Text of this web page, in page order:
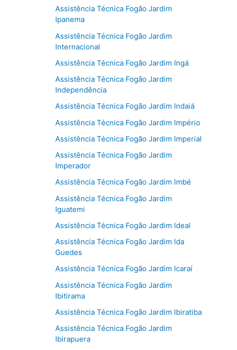
Assistência Técnica Fogão Jardim
Ipanema
Assistência Técnica Fogão Jardim
Internacional
Assistência Técnica Fogão Jardim Ingá
Assistência Técnica Fogão Jardim
Independência
Assistência Técnica Fogão Jardim Indaiá
Assistência Técnica Fogão Jardim Império
Assistência Técnica Fogão Jardim Imperial
Assistência Técnica Fogão Jardim
Imperador
Assistência Técnica Fogão Jardim Imbé
Assistência Técnica Fogão Jardim
Iguatemi
Assistência Técnica Fogão Jardim Ideal
Assistência Técnica Fogão Jardim Ida
Guedes
Assistência Técnica Fogão Jardim Icaraí
Assistência Técnica Fogão Jardim
Ibitirama
Assistência Técnica Fogão Jardim Ibiratiba
Assistência Técnica Fogão Jardim
Ibirapuera